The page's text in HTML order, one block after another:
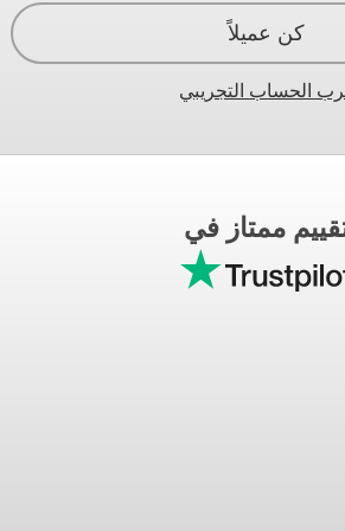
كن عميلاً
الحساب التجريبي
ممتاز في